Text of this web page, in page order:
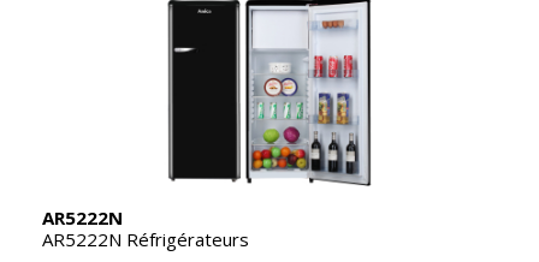
AR5222N
AR5222N Réfrigérateurs